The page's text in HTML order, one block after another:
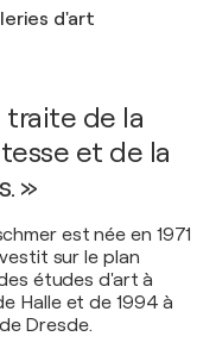
d'art
traite de la
et de la
»
est née en 1971
sur le plan
études d'art à
Halle et de 1994 à
Dresde.